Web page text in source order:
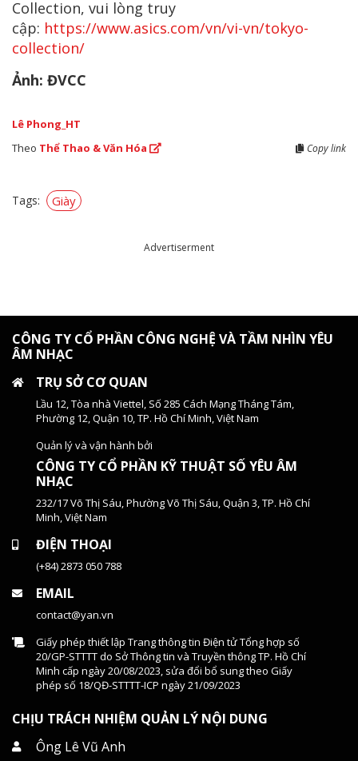
Collection, vui lòng truy
cập: https://www.asics.com/vn/vi-vn/tokyo-
collection/
Ảnh: ĐVCC
Lê Phong_HT
Theo Thể Thao & Văn Hóa Copy link
Tags: Giày
Advertiserment
CÔNG TY CỔ PHẦN CÔNG NGHỆ VÀ TẦM NHÌN YÊU
ÂM NHẠC
TRỤ SỞ CƠ QUAN
Lầu 12, Tòa nhà Viettel, Số 285 Cách Mạng Tháng Tám,
Phường 12, Quận 10, TP. Hồ Chí Minh, Việt Nam
Quản lý và vận hành bởi
CÔNG TY CỔ PHẦN KỸ THUẬT SỐ YÊU ÂM
NHẠC
232/17 Võ Thị Sáu, Phường Võ Thị Sáu, Quận 3, TP. Hồ Chí
Minh, Việt Nam
ĐIỆN THOẠI
(+84) 2873 050 788
EMAIL
contact@yan.vn
Giấy phép thiết lập Trang thông tin Điện tử Tổng hợp số
20/GP-STTTT do Sở Thông tin và Truyền thông TP. Hồ Chí
Minh cấp ngày 20/08/2023, sửa đổi bổ sung theo Giấy
phép số 18/QĐ-STTTT-ICP ngày 21/09/2023
CHỊU TRÁCH NHIỆM QUẢN LÝ NỘI DUNG
Ông Lê Vũ Anh